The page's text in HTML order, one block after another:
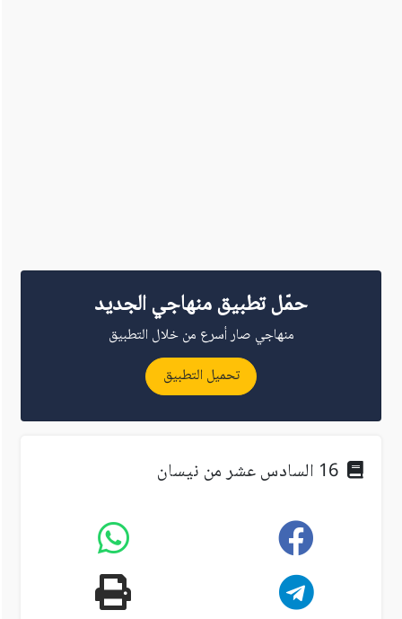
حمّل تطبيق منهاجي الجديد
منهاجي صار أسرع من خلال التطبيق
تحميل التطبيق